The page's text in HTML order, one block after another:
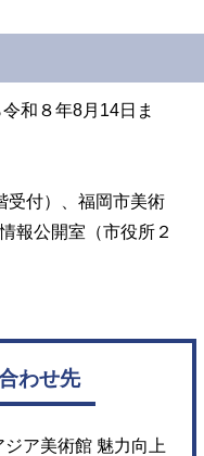
和８年8月14日ま
受付）、福岡市美術
報公開室（市役所２
わせ先
ア美術館 魅力向上